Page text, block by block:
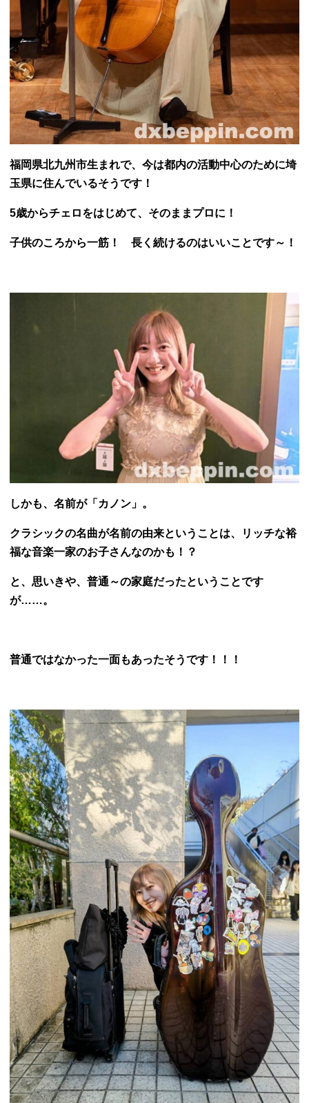
福岡県北九州市生まれで、今は都内の活動中心のために埼
玉県に住んでいるそうです！
5歳からチェロをはじめて、そのままプロに！
子供のころから一筋！ 長く続けるのはいいことです～！
しかも、名前が「カノン」。
クラシックの名曲が名前の由来ということは、リッチな裕
福な音楽一家のお子さんなのかも！？
と、思いきや、普通～の家庭だったということです
が……。
普通ではなかった一面もあったそうです！！！